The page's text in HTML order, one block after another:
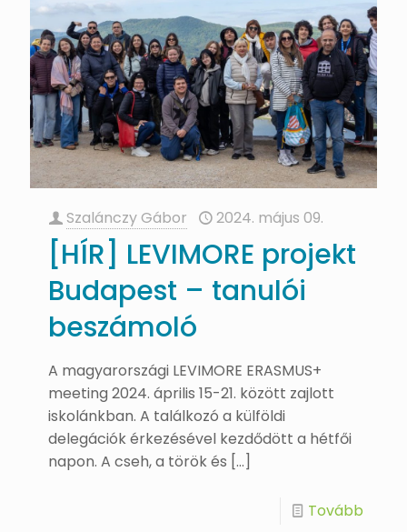
Szalánczy Gábor 2024. május 09.
[HÍR] LEVIMORE projekt
Budapest – tanulói
beszámoló
A magyarországi LEVIMORE ERASMUS+
meeting 2024. április 15-21. között zajlott
iskolánkban. A találkozó a külföldi
delegációk érkezésével kezdődött a hétfői
napon. A cseh, a török és […]
Tovább